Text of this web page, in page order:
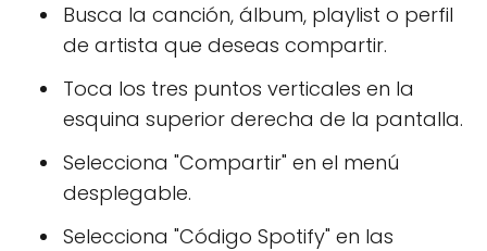
Busca la canción, álbum, playlist o perfil
de artista que deseas compartir.
Toca los tres puntos verticales en la
esquina superior derecha de la pantalla.
Selecciona "Compartir" en el menú
desplegable.
Selecciona "Código Spotify" en las